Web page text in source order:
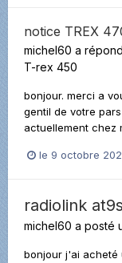
notice TREX
michel60 a
T-rex 450
bonjour. merci a
gentil de votre
actuellement chez
le 9 octobre
radiolink at9s
michel60 a posté
bonjour j'ai acheté